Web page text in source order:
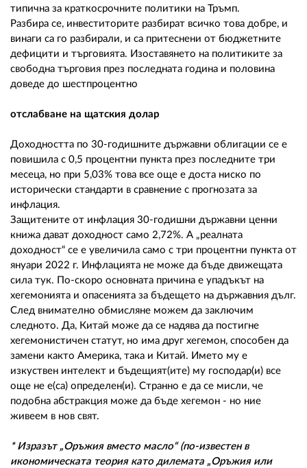
типична за краткосрочните политики на Тръмп.
Разбира се, инвеститорите разбират всичко това добре, и
винаги са го разбирали, и са притеснени от бюджетните
дефицити и търговията. Изоставянето на политиките за
свободна търговия през последната година и половина
доведе до шестпроцентно
отслабване на щатския долар
Доходността по 30-годишните държавни облигации се е
повишила с 0,5 процентни пункта през последните три
месеца, но при 5,03% това все още е доста ниско по
исторически стандарти в сравнение с прогнозата за
инфлация.
Защитените от инфлация 30-годишни държавни ценни
книжа дават доходност само 2,72%. А „реалната
доходност“ се е увеличила само с три процентни пункта от
януари 2022 г. Инфлацията не може да бъде движещата
сила тук. По-скоро основната причина е упадъкът на
хегемонията и опасенията за бъдещето на държавния дълг.
След внимателно обмисляне можем да заключим
следното. Да, Китай може да се надява да постигне
хегемонистичен статут, но има друг хегемон, способен да
замени както Америка, така и Китай. Името му е
изкуствен интелект и бъдещият(ите) му господар(и) все
още не е(са) определен(и). Странно е да се мисли, че
подобна абстракция може да бъде хегемон - но ние
живеем в нов свят.
* Изразът „Оръжия вместо масло“ (по-известен в
икономическата теория като дилемата „Оръжия или